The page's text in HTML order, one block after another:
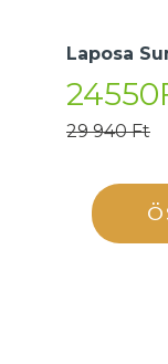
Laposa
29 940 Ft